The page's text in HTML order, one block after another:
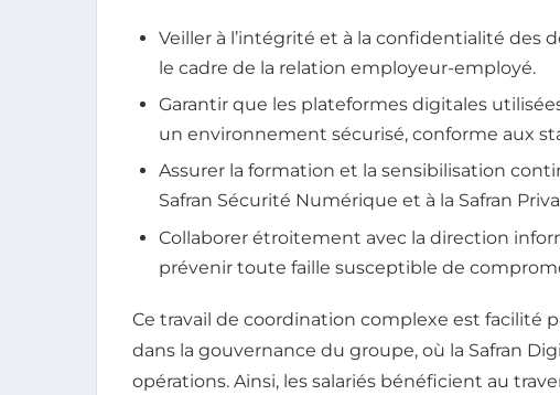
Veiller à l’intégrité et à la confidentialité des
le cadre de la relation employeur-employé.
Garantir que les plateformes digitales
un environnement sécurisé, conforme aux
Assurer la formation et la sensibilisation
Safran Sécurité Numérique et à la Safran
Collaborer étroitement avec la direction
prévenir toute faille susceptible de
Ce travail de coordination complexe est facilité
dans la gouvernance du groupe, où la Safran
opérations. Ainsi, les salariés bénéficient au